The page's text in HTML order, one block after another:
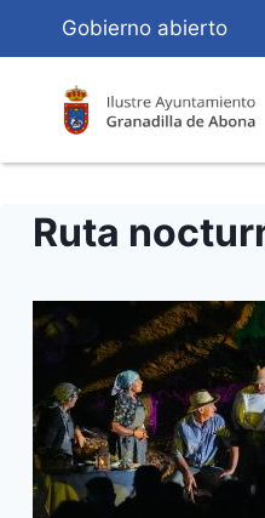
Contenido
Gobierno abierto
Ruta